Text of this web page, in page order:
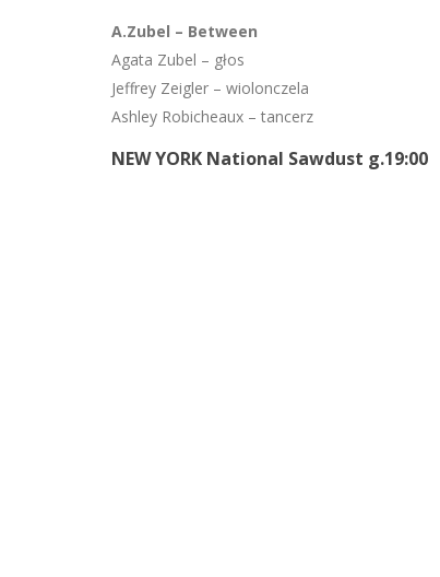
A.Zubel – Between
Agata Zubel – głos
Jeffrey Zeigler – wiolonczela
Ashley Robicheaux – tancerz
NEW YORK National Sawdust g.19:00